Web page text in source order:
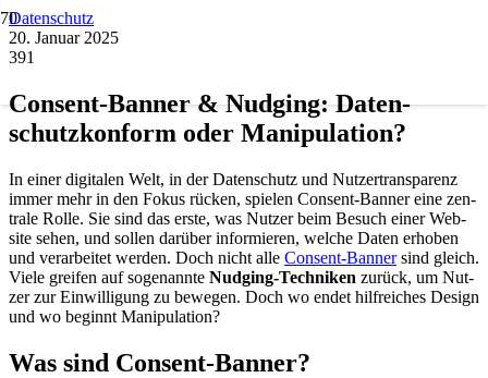
Datenschutz
20. Januar 2025
391
Con­sent-Ban­ner & Nud­ging: Daten­
schutz­kon­form oder Mani­pu­la­ti­on?
In einer digi­ta­len Welt, in der Daten­schutz und Nutz­ertrans­pa­renz
immer mehr in den Fokus rücken, spie­len Con­sent-Ban­ner eine zen­
tra­le Rol­le. Sie sind das ers­te, was Nut­zer beim Besuch einer Web­
site sehen, und sol­len dar­über infor­mie­ren, wel­che Daten erho­ben
und ver­ar­bei­tet wer­den. Doch nicht alle Con­sent-Ban­nersind gleich.
Vie­le grei­fen auf soge­nann­te Nud­ging-Tech­ni­ken zurück, um Nut­
zer zur Ein­wil­li­gung zu bewe­gen. Doch wo endet hilf­rei­ches Design
und wo beginnt Mani­pu­la­ti­on?
Was sind Con­sent-Ban­ner?